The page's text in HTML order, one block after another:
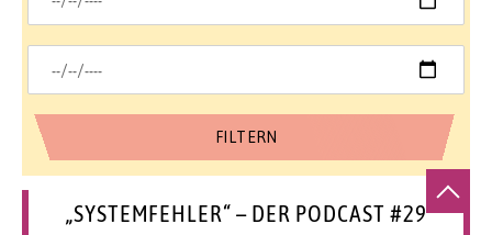
„SYSTEMFEHLER“ – DER PODCAST #29